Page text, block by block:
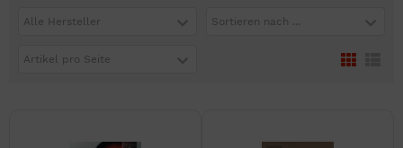
Alle Hersteller Sortieren nach ...
Artikel pro Seite